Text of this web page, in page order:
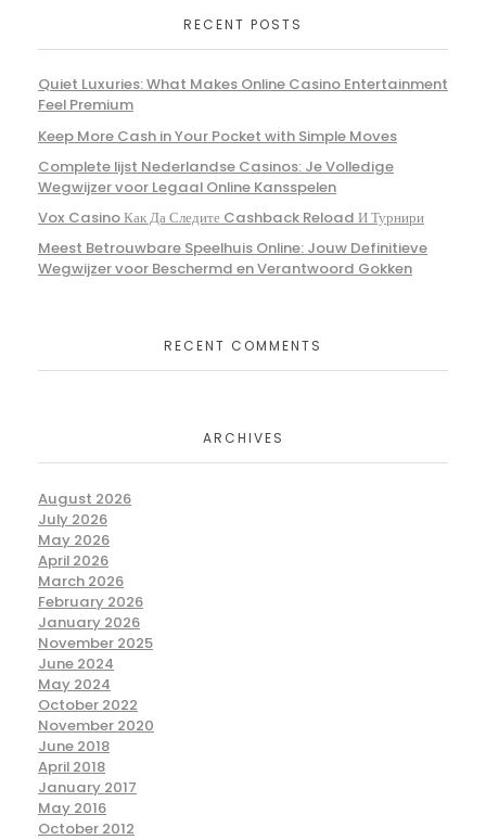
RECENT POSTS
Quiet Luxuries: What Makes Online Casino Entertainment
Feel Premium
Keep More Cash in Your Pocket with Simple Moves
Complete lijst Nederlandse Casinos: Je Volledige
Wegwijzer voor Legaal Online Kansspelen
Vox Casino Как Да Следите Cashback Reload И Турнири
Meest Betrouwbare Speelhuis Online: Jouw Definitieve
Wegwijzer voor Beschermd en Verantwoord Gokken
RECENT COMMENTS
ARCHIVES
August 2026
July 2026
May 2026
April 2026
March 2026
February 2026
January 2026
November 2025
June 2024
May 2024
October 2022
November 2020
June 2018
April 2018
January 2017
May 2016
October 2012